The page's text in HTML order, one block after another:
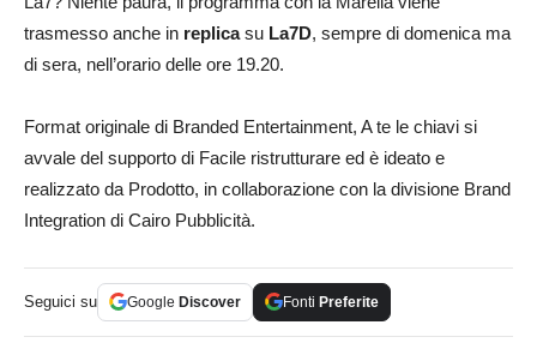
trasmesso anche in replicasu La7D, sempre di domenica ma
di sera, nell’orario delle ore 19.20.
Format originale di Branded Entertainment, A te le chiavi si
avvale del supporto di Facile ristrutturare ed è ideato e
realizzato da Prodotto, in collaborazione con la divisione Brand
Integration di Cairo Pubblicità.
Seguici su Google Discover Fonti Preferite